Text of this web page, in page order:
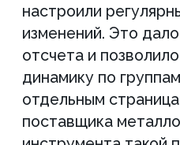
Техническая
базовая подготовка
Отдельным этапом мы закрыли
технические ошибки,
аудита. Проверили битые
устранили элементы,
индексации, и подготовили